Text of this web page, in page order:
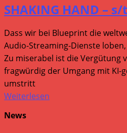
SHAKING HAND – s/t
Dass wir bei Blueprint die
Audio-Streaming-Dienste
Zu miserabel ist die Vergütung
fragwürdig der Umgang mit KI-
umstritt
Weiterlesen
News